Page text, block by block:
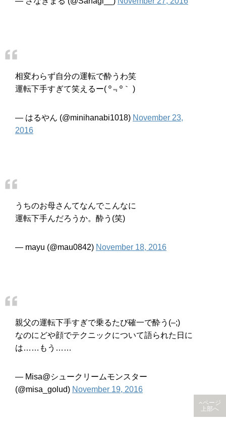
相変わらず自分の運転で酔うわ笑
運転下手すぎて笑えるー( º﹃º｀ )
— はるやん (@minihanabi1018) November 23,
2016
うちのお母さんてなんでこんなに
運転下手んだろうか。酔う(笑)
— mayu (@mau0842) November 18, 2016
親父の運転下手すぎで乗るたび確一で酔う(–;)
なのにどや顔でテクニックについて語られた日に
は……もう……
— Misa@シュークリームモンスター
(@misa_golud) November 19, 2016
ページ
上部へ